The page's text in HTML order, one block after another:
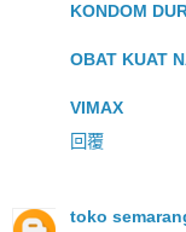
KONDOM
OBAT KUAT
VIMAX
回覆
toko